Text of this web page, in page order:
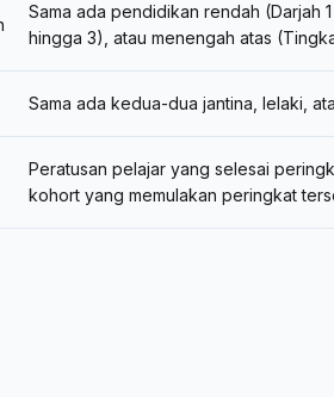
Sama ada pendidikan rendah (Darjah
hingga 3), atau menengah atas
Sama ada kedua-dua jantina, lelaki,
Peratusan pelajar yang selesai
kohort yang memulakan peringkat